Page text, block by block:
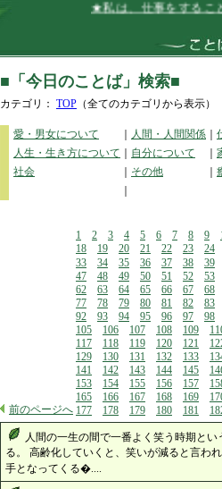
★私は、仕事をすることで
■「今日のことば」検索■
カテゴリ： TOP （全てのカテゴリから表示）
愛・男女について 人間・人間関係
人生・生き方について
自分について
社会
その他
前のページへ
1 2 3 4 5 6 7 8 9
18
19 20 21 22 23
24
33
34 35 36 37 38
39
47
48 49 50 51 52
53
62
63 64 65 66 67
68
77
78 79 80 81 82
83
92
93 94 95 96 97
98
105
106 107 108 109
117
118 119 120 121
129
130 131 132 133
141
142 143 144 145
153
154 155 156 157
165
166 167 168 169
177
178 179 180 181
人間の一生の間で一番よく笑う時期と
る。 高齢化していくと、笑いが減ると言わ
手となってくる�....